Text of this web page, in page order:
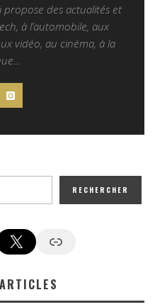
des actualités et
à l’automobile, aux
vidéo, au cinéma, à la
RECHERCHER
X Google News